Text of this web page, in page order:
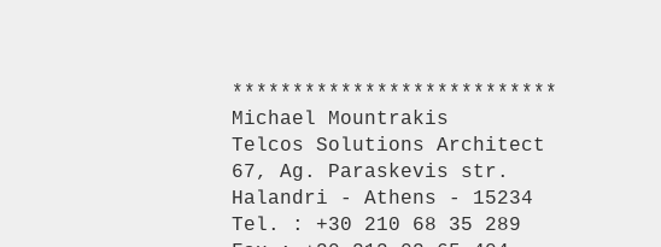
***************************
Michael Mountrakis
Telcos Solutions Architect
67, Ag. Paraskevis str.
Halandri - Athens - 15234
Tel. : +30 210 68 35 289